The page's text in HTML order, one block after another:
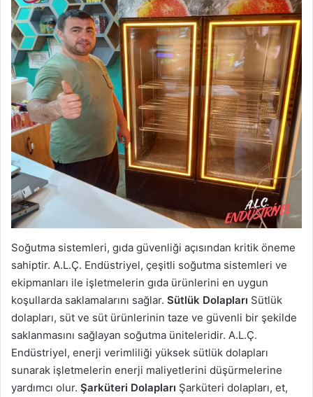
Soğutma sistemleri, gıda güvenliği açısından kritik öneme
sahiptir. A.L.Ç. Endüstriyel, çeşitli soğutma sistemleri ve
ekipmanları ile işletmelerin gıda ürünlerini en uygun
koşullarda saklamalarını sağlar. Sütlük Dolapları Sütlük
dolapları, süt ve süt ürünlerinin taze ve güvenli bir şekilde
saklanmasını sağlayan soğutma üniteleridir. A.L.Ç.
Endüstriyel, enerji verimliliği yüksek sütlük dolapları
sunarak işletmelerin enerji maliyetlerini düşürmelerine
yardımcı olur. Şarküteri Dolapları Şarküteri dolapları, et,